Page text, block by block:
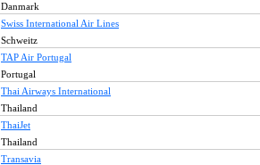
Danmark
Swiss International Air Lines
Schweitz
TAP Air Portugal
Portugal
Thai Airways International
Thailand
ThaiJet
Thailand
Transavia